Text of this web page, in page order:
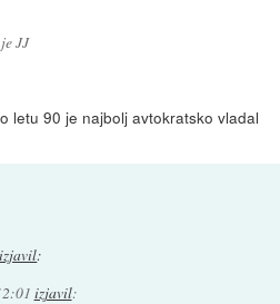
JJ
letu 90 je najbolj avtokratsko vladal
izjavil:
izjavil: